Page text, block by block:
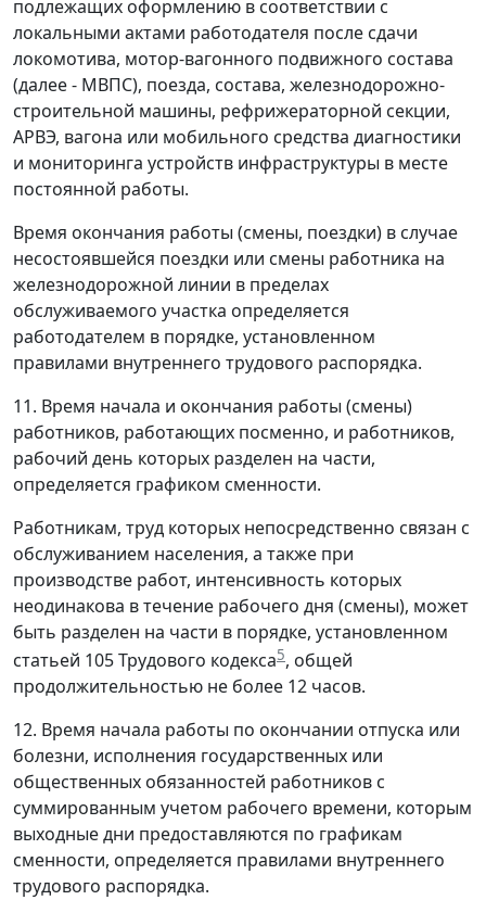
подлежащих оформлению в соответствии с
локальными актами работодателя после сдачи
локомотива, мотор-вагонного подвижного состава
(далее - МВПС), поезда, состава, железнодорожно-
строительной машины, рефрижераторной секции,
АРВЭ, вагона или мобильного средства диагностики
и мониторинга устройств инфраструктуры в месте
постоянной работы.
Время окончания работы (смены, поездки) в случае
несостоявшейся поездки или смены работника на
железнодорожной линии в пределах
обслуживаемого участка определяется
работодателем в порядке, установленном
правилами внутреннего трудового распорядка.
11. Время начала и окончания работы (смены)
работников, работающих посменно, и работников,
рабочий день которых разделен на части,
определяется графиком сменности.
Работникам, труд которых непосредственно связан с
обслуживанием населения, а также при
производстве работ, интенсивность которых
неодинакова в течение рабочего дня (смены), может
быть разделен на части в порядке, установленном
статьей 105 Трудового кодекса5, общей
продолжительностью не более 12 часов.
12. Время начала работы по окончании отпуска или
болезни, исполнения государственных или
общественных обязанностей работников с
суммированным учетом рабочего времени, которым
выходные дни предоставляются по графикам
сменности, определяется правилами внутреннего
трудового распорядка.